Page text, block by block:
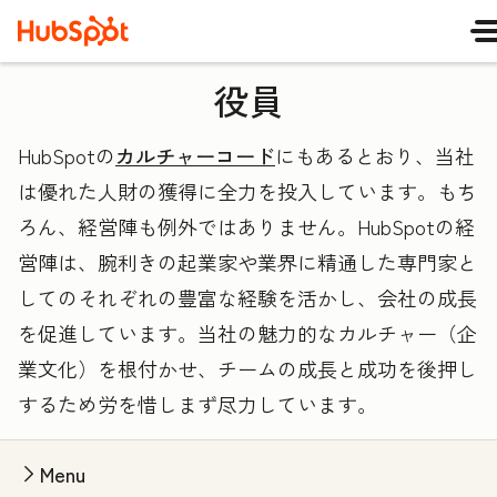
役員
HubSpotのカルチャーコードにもあるとおり、当社
は優れた人財の獲得に全力を投入しています。もち
ろん、経営陣も例外ではありません。HubSpotの経
営陣は、腕利きの起業家や業界に精通した専門家と
してのそれぞれの豊富な経験を活かし、会社の成長
を促進しています。当社の魅力的なカルチャー（企
業文化）を根付かせ、チームの成長と成功を後押し
するため労を惜しまず尽力しています。
Menu